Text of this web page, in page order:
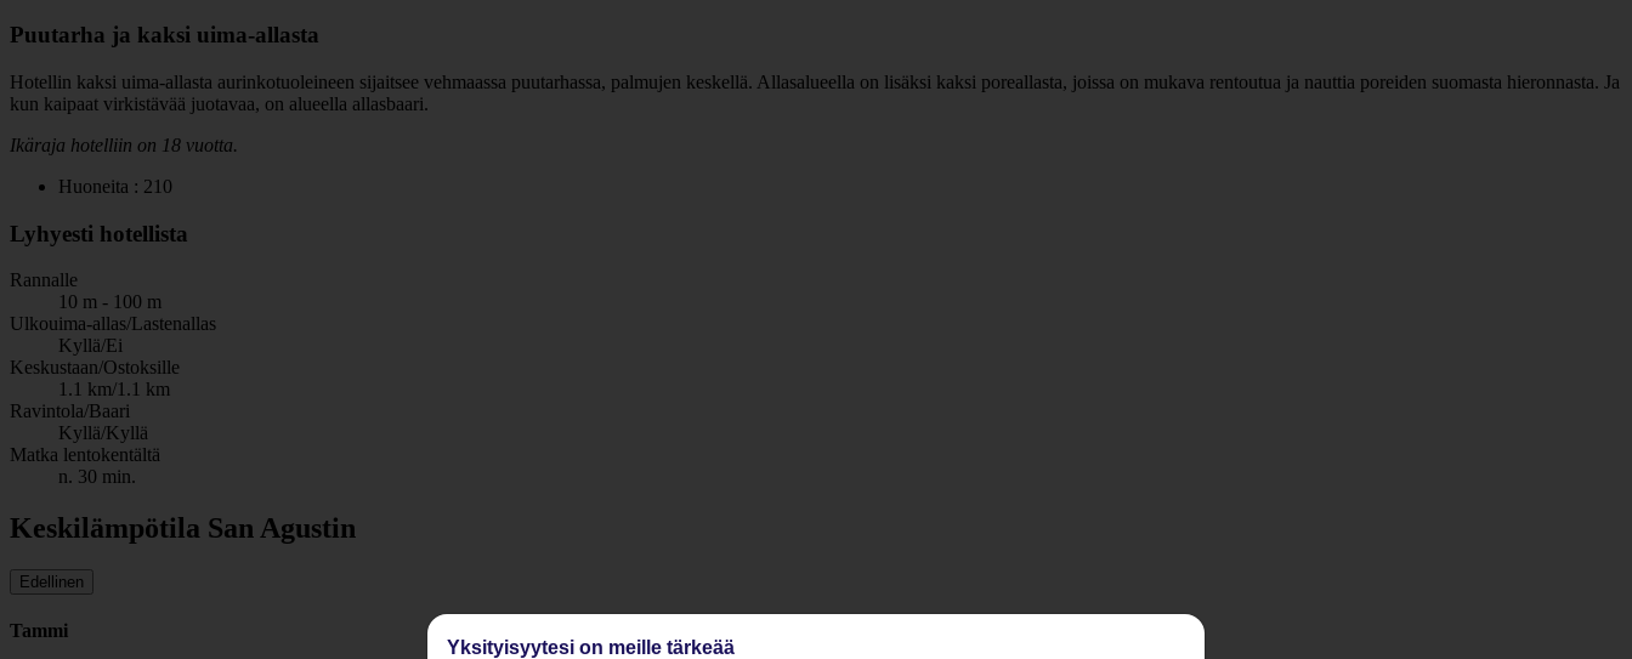
Puutarha ja kaksi uima-allasta
Hotellin kaksi uima-allasta aurinkotuoleineen sijaitsee vehmaassa puutarhassa, palmujen keskellä. Allasalueella on lisäksi kaksi poreallasta, joissa on mukava rentoutua ja nauttia poreiden suomasta hieronnasta. Ja
kun kaipaat virkistävää juotavaa, on alueella allasbaari.
Ikäraja hotelliin on 18 vuotta.
Huoneita : 210
Lyhyesti hotellista
Rannalle
10 m - 100 m
Ulkouima-allas/Lastenallas
Kyllä/Ei
Keskustaan/Ostoksille
1.1 km/1.1 km
Ravintola/Baari
Kyllä/Kyllä
Matka lentokentältä
n. 30 min.
Keskilämpötila San Agustin
Edellinen
Tammi
Yksityisyytesi on meille tärkeää